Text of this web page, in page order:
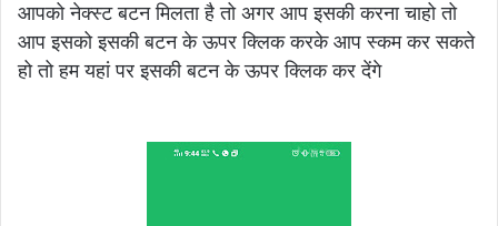
आपको नेक्स्ट बटन मिलता है तो अगर आप इसकी करना चाहो तो
आप इसको इसकी बटन के ऊपर क्लिक करके आप स्कम कर सकते
हो तो हम यहां पर इसकी बटन के ऊपर क्लिक कर देंगे